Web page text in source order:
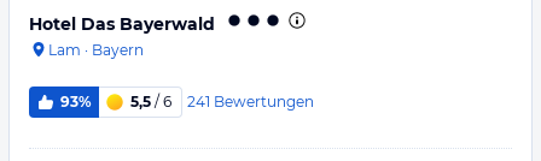
Hotel Das Bayerwald
Lam · Bayern
93% 5,5 / 6 241 Bewertungen